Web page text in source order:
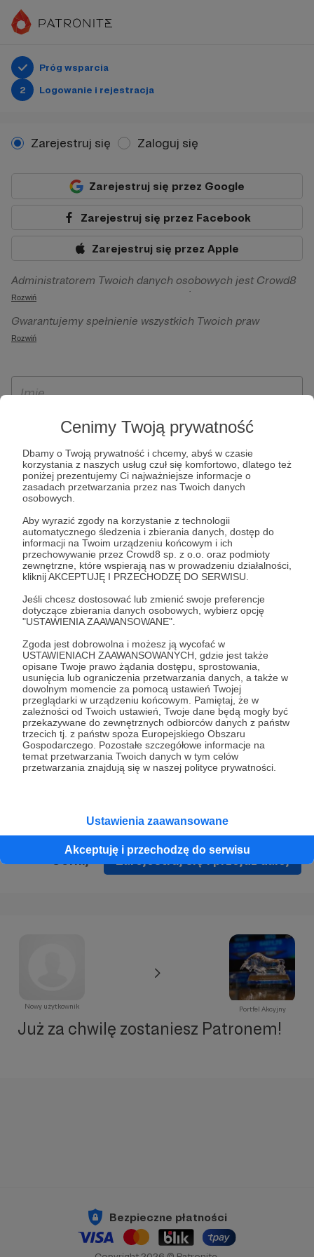
Cenimy Twoją prywatność
Dbamy o Twoją prywatność i chcemy, abyś w czasie
korzystania z naszych usług czuł się komfortowo, dlatego też
poniżej prezentujemy Ci najważniejsze informacje o
zasadach przetwarzania przez nas Twoich danych
osobowych.
Aby wyrazić zgody na korzystanie z technologii
automatycznego śledzenia i zbierania danych, dostęp do
informacji na Twoim urządzeniu końcowym i ich
przechowywanie przez Crowd8 sp. z o.o. oraz podmioty
zewnętrzne, które wspierają nas w prowadzeniu działalności,
kliknij AKCEPTUJĘ I PRZECHODZĘ DO SERWISU.
Jeśli chcesz dostosować lub zmienić swoje preferencje
dotyczące zbierania danych osobowych, wybierz opcję
"USTAWIENIA ZAAWANSOWANE".
Zgoda jest dobrowolna i możesz ją wycofać w
USTAWIENIACH ZAAWANSOWANYCH, gdzie jest także
opisane Twoje prawo żądania dostępu, sprostowania,
usunięcia lub ograniczenia przetwarzania danych, a także w
dowolnym momencie za pomocą ustawień Twojej
przeglądarki w urządzeniu końcowym. Pamiętaj, że w
zależności od Twoich ustawień, Twoje dane będą mogły być
przekazywane do zewnętrznych odbiorców danych z państw
trzecich tj. z państw spoza Europejskiego Obszaru
Gospodarczego. Pozostałe szczegółowe informacje na
temat przetwarzania Twoich danych w tym celów
przetwarzania znajdują się w naszej polityce prywatności.
Ustawienia zaawansowane
Akceptuję i przechodzę do serwisu
Próg wsparcia
2
Logowanie i rejestracja
Zarejestruj się Zaloguj się
Zarejestruj się przez Google
Zarejestruj się przez Facebook
Zarejestruj się przez Apple
Administratorem Twoich danych osobowych jest Crowd8
sp. z o.o. z siedziba w Warszawie, ul. Żwirki i Wigury 16, 02-
092 Warszawa. Twoje dane osobowe będą przetwarzane w
szczególności w celu wykonania umowy zawartej z Tobą, w
Patronite.pl, w tym możliwości dokonywania oraz
otrzymywania wsparcia na naszej platformie oraz
Rozwiń
Gwarantujemy spełnienie wszystkich Twoich praw
wynikających z ogólnego rozporządzenia o ochronie
ich przenoszenia, niepodlegania zautomatyzowanemu
wyrażenia sprzeciwu wobec przetwarzania Twoich danych
osobowych. Rejestracja dla osób niepełnoletnich możliwa
jest po przekazaniu podpisanego formularza "Zgodna na
założenie konta przez osobę niepełnoletnią", formularz
dostępny jest na stronie regulaminu Patronite.pl.
Rozwiń
* Zapoznałem się i akceptujęRegulaminserwisu oraz
* Wyrażam zgodę na przetwarzanie moich danych
osobowych podanych w formularzu rejestracyjnym w celu
prawidłowego świadczenia usług serwisu Patronite.
Wyrażam zgodę na otrzymywanie drogą elektroniczną
informacji handlowych - newslettera. Opcja ta może zostać
zmieniona w ustawieniach konta.
Zarejestruj się i przejdź dalej
Nowy użytkownik Portfel Akcyjny
Już za chwilę zostaniesz Patronem!
Bezpieczne płatności